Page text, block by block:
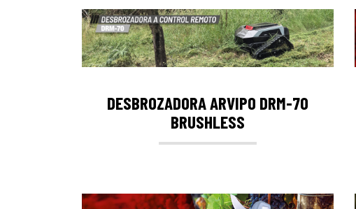
DESBROZADORA ARVIPO DRM-70
BRUSHLESS